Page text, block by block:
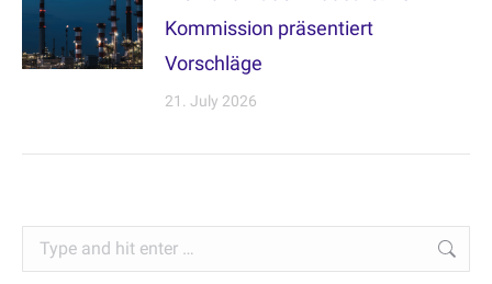
Kommission präsentiert
Vorschläge
21. July 2026
Search: